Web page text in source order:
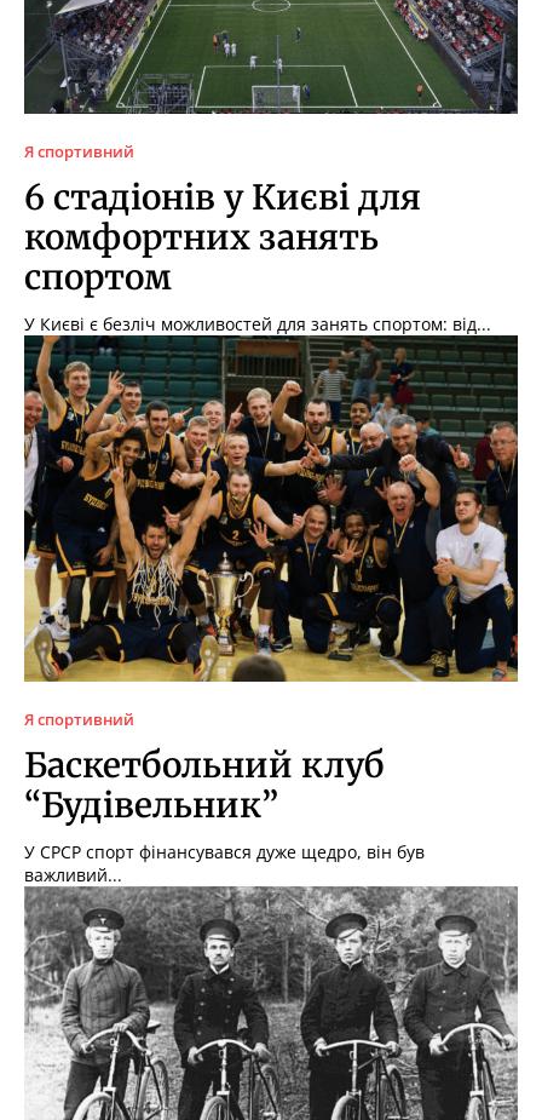
Я спортивний
6 стадіонів у Києві для
комфортних занять
спортом
У Києві є безліч можливостей для занять спортом: від...
Я спортивний
Баскетбольний клуб
“Будівельник”
У СРСР спорт фінансувався дуже щедро, він був
важливий...